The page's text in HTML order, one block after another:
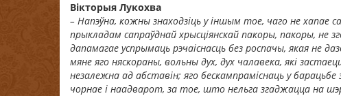
Вікторыя Лукохва
– Напэўна, кожны знаходзіць у іншым тое, чаго не хапае
прыкладам сапраўднай хрысціянскай пакоры, пакоры, не
дапамагае успрымаць рэчаіснасць без роспачы, якая не
мяне яго няскораны, вольны дух, дух чалавека, які
незалежна ад абставін; яго бескампраміснаць у
чорнае і наадварот, за тое, што нельга згаджацца на